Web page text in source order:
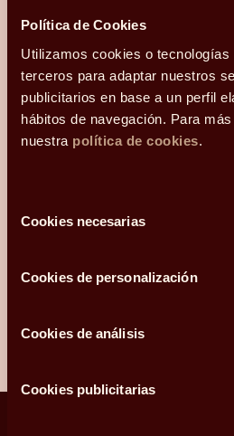
Política de Cookies
Utilizamos cookies o
terceros para adaptar nuestros
publicitarios en base a un perfil
hábitos de navegación. Para
nuestra política de cookies.
deCookies necesarias
Cookies de personalización
Cookies de análisis
Cookies publicitarias
¿Qué más te gustaría
He leído y acepto la